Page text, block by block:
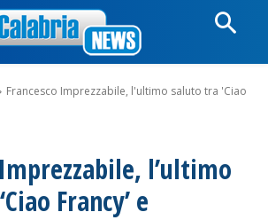
Francesco Imprezzabile, l'ultimo saluto tra 'Ciao
l’ultimo
Francy’ e